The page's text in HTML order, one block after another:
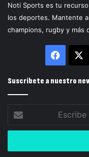
Noti Sports es tu
los deportes. Mantente
champions, rugby y más
Suscríbete a nuestro
tu
correo